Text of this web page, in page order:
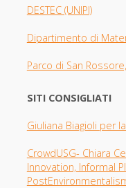
DESTEC (UNIPI)
Dipartimento di
Parco di San
SITI CONSIGLIATI
Giuliana Biagioli per
CrowdUSG- Chiara
Innovation, Informal